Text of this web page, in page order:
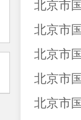
北京市
北京市
北京市
北京市
北京市